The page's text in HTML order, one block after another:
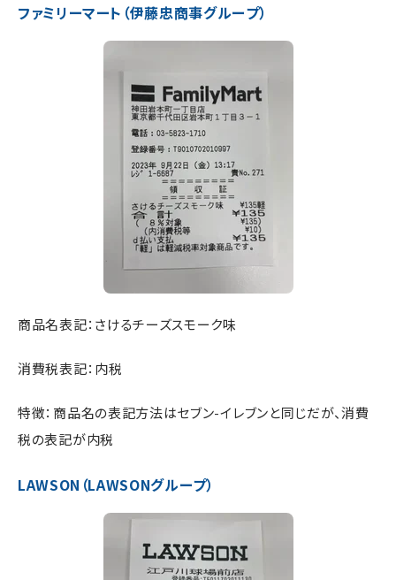
ファミリーマート（伊藤忠商事グループ）
商品名表記：さけるチーズスモーク味
消費税表記：内税
特徴：商品名の表記方法はセブン-イレブンと同じだが、消費
税の表記が内税
LAWSON（LAWSONグループ）